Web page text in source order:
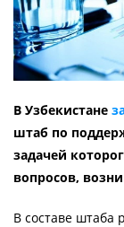
В Узбекистане
штаб по
задачей
вопросов,
В составе штаба